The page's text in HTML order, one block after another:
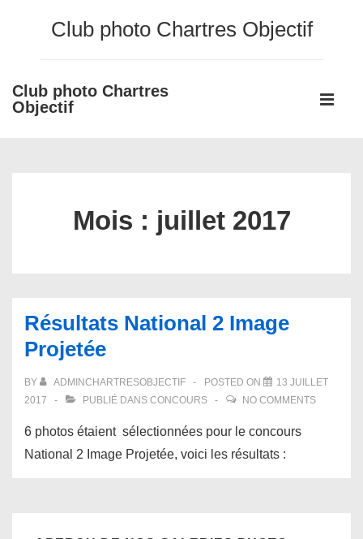
principal
Club photo Chartres Objectif
Club photo Chartres
Objectif
Main
Mois : juillet 2017
Résultats National 2 Image
Projetée
BY ADMINCHARTRESOBJECTIF POSTED ON
13 JUILLET
2017
PUBLIÉ DANS CONCOURS NO COMMENTS
6 photos étaient sélectionnées pour le concours
National 2 Image Projetée, voici les résultats :